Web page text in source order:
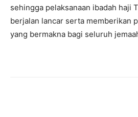
sehingga pelaksanaan ibadah haji
berjalan lancar serta memberikan
yang bermakna bagi seluruh